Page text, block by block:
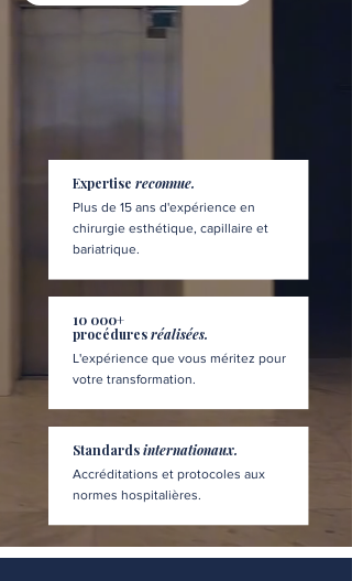
Expertise reconnue.
Plus de 15 ans d'expérience en
chirurgie esthétique, capillaire et
bariatrique.
10 000+
procéduresréalisées.
L'expérience que vous méritez pour
votre transformation.
Standardsinternationaux.
Accréditations et protocoles aux
normes hospitalières.